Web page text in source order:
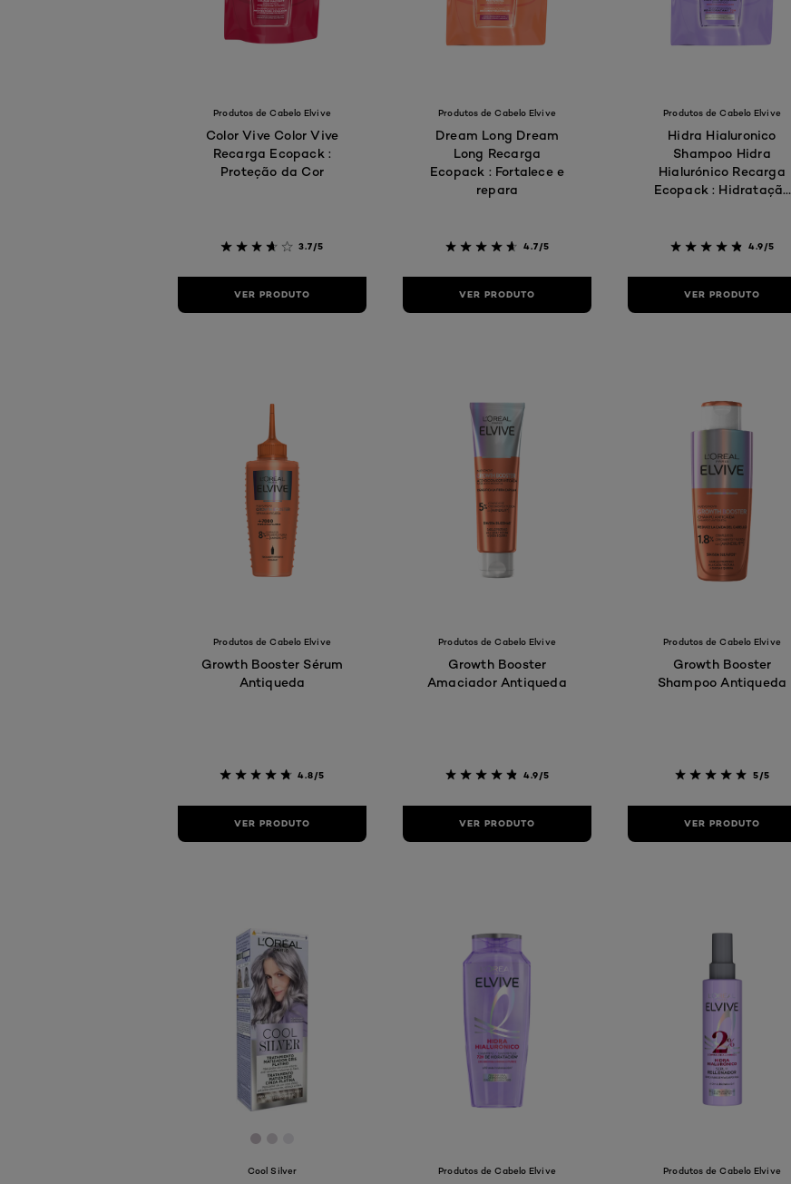
Produtos de Cabelo Elvive
Color Vive Color Vive
Recarga Ecopack :
Proteção da Cor
3.7/5
VER PRODUTO
Produtos de Cabelo Elvive
Dream Long Dream
Long Recarga
Ecopack : Fortalece e
repara
4.7/5
VER PRODUTO
Produtos de Cabelo Elvive
Hidra Hialuronico
Shampoo Hidra
Hialurónico Recarga
Ecopack : Hidratação
4.9/5
VER PRODUTO
Produtos de Cabelo Elvive
Growth Booster Sérum
Antiqueda
4.8/5
VER PRODUTO
Produtos de Cabelo Elvive
Growth Booster
Amaciador Antiqueda
4.9/5
VER PRODUTO
Produtos de Cabelo Elvive
Growth Booster
Shampoo Antiqueda
5/5
VER PRODUTO
[Color]: #c7bdc5
[Color]: #d5cfd6
Cool Silver Produtos de Cabelo Elvive Produtos de Cabelo Elvive